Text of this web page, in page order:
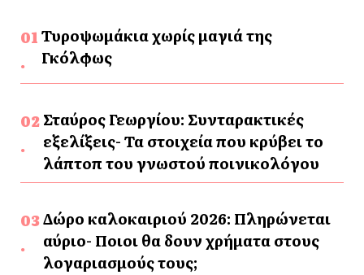
Τυροψωμάκια χωρίς μαγιά της
Γκόλφως
Σταύρος Γεωργίου: Συνταρακτικές
εξελίξεις- Τα στοιχεία που κρύβει το
λάπτοπ του γνωστού ποινικολόγου
Δώρο καλοκαιριού 2026: Πληρώνεται
αύριο- Ποιοι θα δουν χρήματα στους
λογαριασμούς τους;